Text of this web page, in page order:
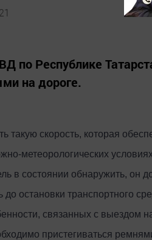
по Республике
на дороге.
такую скорость, которая
метеорологических
в состоянии обнаружить, он
остановки транспортного
связанных с выездом
пристегиваться